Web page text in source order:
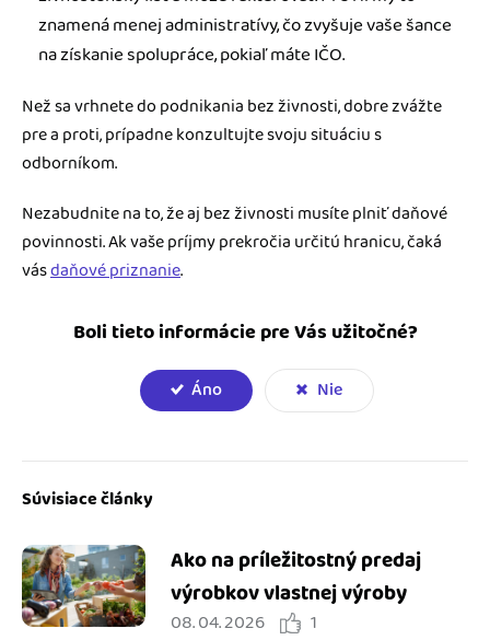
znamená menej administratívy, čo zvyšuje vaše šance
na získanie spolupráce, pokiaľ máte IČO.
Než sa vrhnete do podnikania bez živnosti, dobre zvážte
pre a proti, prípadne konzultujte svoju situáciu s
odborníkom.
Nezabudnite na to, že aj bez živnosti musíte plniť daňové
povinnosti. Ak vaše príjmy prekročia určitú hranicu, čaká
vásdaňové priznanie.
Boli tieto informácie pre Vás užitočné?
Áno Nie
Súvisiace články
Ako na príležitostný predaj
výrobkov vlastnej výroby
08. 04. 2026 1